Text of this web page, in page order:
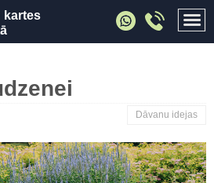
kartes
Dāvanu idejas